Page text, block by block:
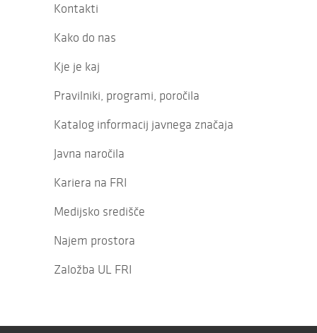
Kontakti
Kako do nas
Kje je kaj
Pravilniki, programi, poročila
Katalog informacij javnega značaja
Javna naročila
Kariera na FRI
Medijsko središče
Najem prostora
Založba UL FRI